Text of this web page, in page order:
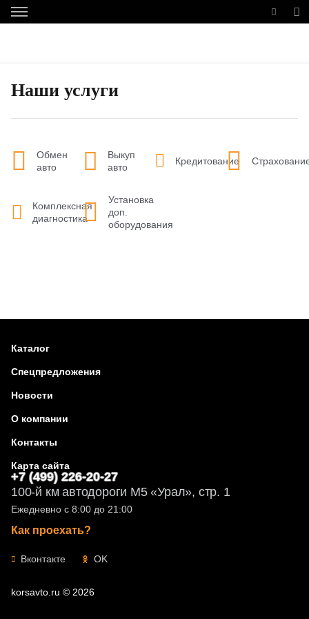
Наши услуги
Обмен
авто
Выкуп
авто
Кредитование
Комплексная
диагностика
Установка
доп.
оборудования
Каталог
Спецпредложения
Новости
О компании
Контакты
Карта сайта
+7 (499) 226-20-27
100-й км автодороги М5 «Урал», стр. 1
Ежедневно с 8:00 до 21:00
Как проехать?
Вконтакте OK
korsavto.ru © 2026